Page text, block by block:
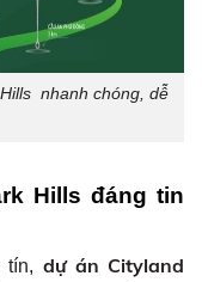
nhanh chóng, dễ
Hills đáng tin
dự án Cityland